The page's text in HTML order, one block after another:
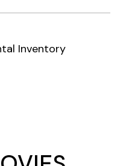
Inventory